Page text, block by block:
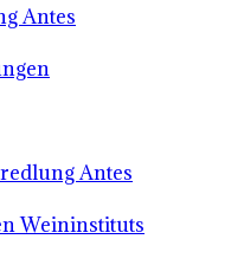
Antes
Antes
Weininstituts